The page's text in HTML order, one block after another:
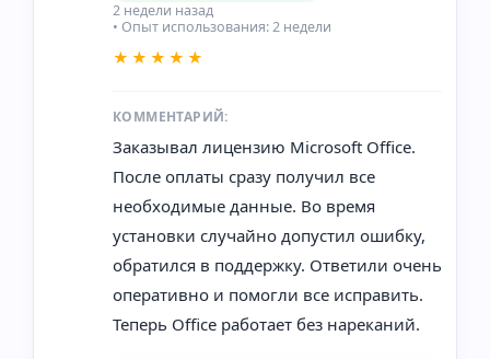
2 недели назад
• Опыт использования: 2 недели
★★★★★
КОММЕНТАРИЙ:
Заказывал лицензию Microsoft Office.
После оплаты сразу получил все
необходимые данные. Во время
установки случайно допустил ошибку,
обратился в поддержку. Ответили очень
оперативно и помогли все исправить.
Теперь Office работает без нареканий.